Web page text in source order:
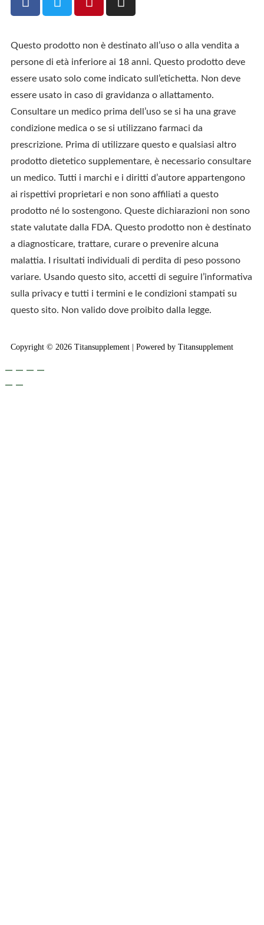
Questo prodotto non è destinato all’uso o alla vendita a
persone di età inferiore ai 18 anni. Questo prodotto deve
essere usato solo come indicato sull’etichetta. Non deve
essere usato in caso di gravidanza o allattamento.
Consultare un medico prima dell’uso se si ha una grave
condizione medica o se si utilizzano farmaci da
prescrizione. Prima di utilizzare questo e qualsiasi altro
prodotto dietetico supplementare, è necessario consultare
un medico. Tutti i marchi e i diritti d’autore appartengono
ai rispettivi proprietari e non sono affiliati a questo
prodotto né lo sostengono. Queste dichiarazioni non sono
state valutate dalla FDA. Questo prodotto non è destinato
a diagnosticare, trattare, curare o prevenire alcuna
malattia. I risultati individuali di perdita di peso possono
variare. Usando questo sito, accetti di seguire l’informativa
sulla privacy e tutti i termini e le condizioni stampati su
questo sito. Non valido dove proibito dalla legge.
Copyright © 2026 Titansupplement | Powered by Titansupplement